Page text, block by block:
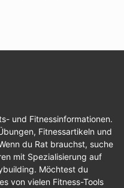
und Fitnessinformationen.
Fitnessartikeln und
du Rat brauchst, suche
mit Spezialisierung auf
Möchtest du
von vielen Fitness-Tools